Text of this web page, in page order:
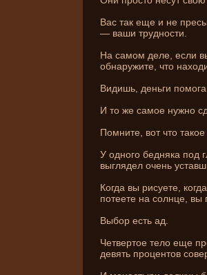
Вас так еще и не
— ваши трудности.
На самом де­ле, если
обнаружите, что
Видишь, де­ньги
И то же самое нужно
Помни­те, вот что
У одного бедняка под
выгляде­л очень
Когда вы рисуете,
потеете на солнце, вы
Выбор есть ад.
Четвертое тело еще
де­вять процентов